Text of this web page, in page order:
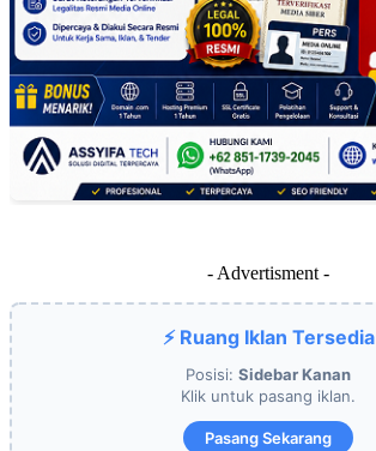
- Advertisment -
⚡ Ruang Iklan Tersedia
Posisi: Sidebar Kanan
Klik untuk pasang iklan.
Pasang Sekarang